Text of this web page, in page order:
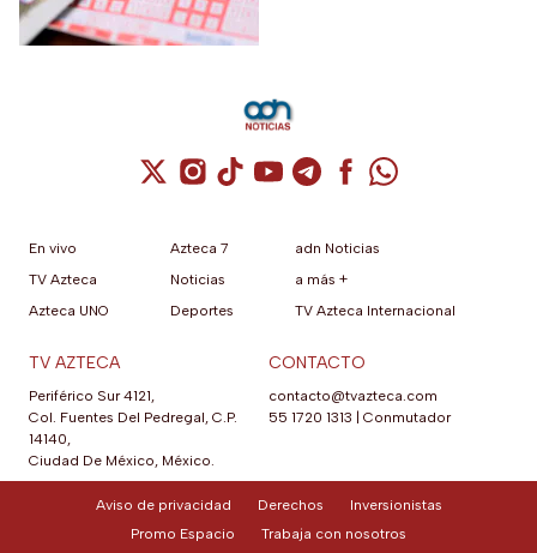
Cuenta de X / Twitter (se abre en una
Cuenta de Instagram (se abre en una
Cuenta de TikTok (se abre en
Cuenta de YouTube (se abre
Cuenta de Telegram (se
Cuenta de
Cuenta de
En vivo
TV Azteca
Azteca UNO
Azteca 7
Noticias
Deportes
adn Noticias
a más +
TV Azteca Internacional
TV AZTECA
Periférico Sur 4121,
Col. Fuentes Del Pedregal, C.P.
14140,
Ciudad De México, México.
CONTACTO
contacto@tvazteca.com
55 1720 1313
Conmutador
Aviso de privacidad Derechos
Inversionistas
Promo Espacio
Trabaja con nosotros